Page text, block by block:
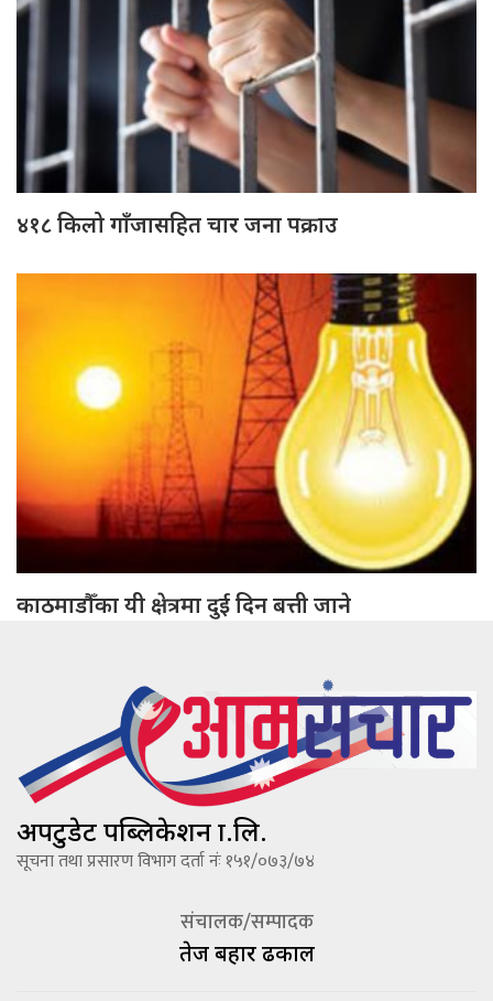
४१८ किलो गाँजासहित चार जना पक्राउ
काठमाडौँका यी क्षेत्रमा दुई दिन बत्ती जाने
अपटुडेट पब्लिकेशन प्रा.लि.
सूचना तथा प्रसारण विभाग दर्ता नंः १५१/०७३/७४
संचालक/सम्पादक
तेज बहादूर ढकाल